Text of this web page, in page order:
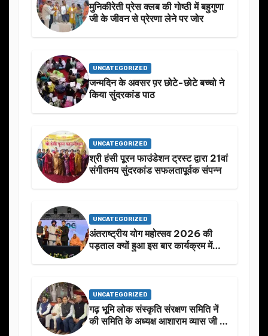
मुनिकीरेती प्रेस क्लब की गोष्ठी में बहुगुणा
जी के जीवन से प्रेरणा लेने पर जोर
UNCATEGORIZED
जन्मदिन के अवसर प़र छोटे-छोटे बच्चो ने
किया सुंदरकांड पाठ
UNCATEGORIZED
श्री हंसी पूरन फाउंडेशन ट्रस्ट द्वारा 21वां
संगीतमय सुंदरकांड सफलतापूर्वक संपन्न
UNCATEGORIZED
अंतराष्ट्रीय योग महोत्सव 2026 की
पड़ताल क्यों हुआ इस बार कार्यक्रम में
UNCATEGORIZED
गढ़ भूमि लोक संस्कृति संरक्षण समिति नें
की समिति के अध्यक्ष आशाराम व्यास जी के